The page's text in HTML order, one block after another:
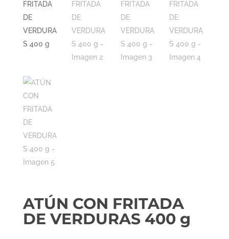
ATÚN CON FRITADA
DE VERDURAS 400 g